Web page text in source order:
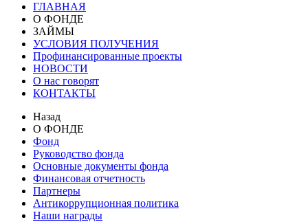
ГЛАВНАЯ
О ФОНДЕ
ЗАЙМЫ
УСЛОВИЯ ПОЛУЧЕНИЯ
Профинансированные проекты
НОВОСТИ
О нас говорят
КОНТАКТЫ
Назад
О ФОНДЕ
Фонд
Руководство фонда
Основные документы фонда
Финансовая отчетность
Партнеры
Антикоррупционная политика
Наши награды